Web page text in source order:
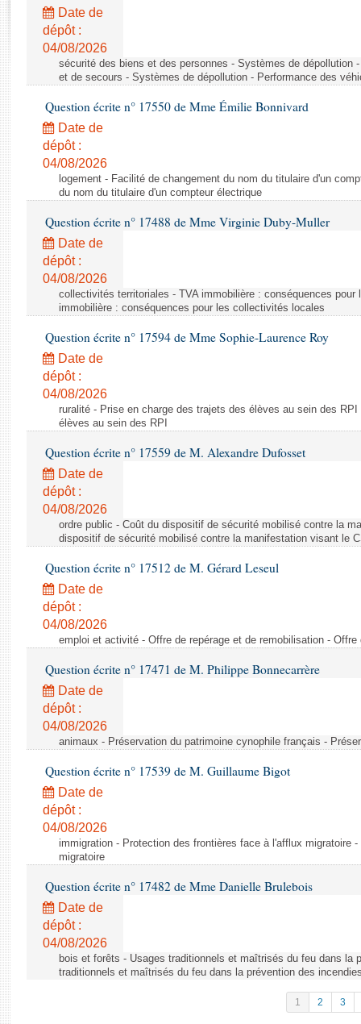
Rapports législatifs
Rapports sur l'application des lois
Baromètre de l’application des lois
Dossiers législatifs
Budget et sécurité sociale
Questions écrites et orales
Comptes rendus des débats
Date de
dépôt :
04/08/2026
sécurité des biens et des personnes - Systèmes de dépollution
et de secours - Systèmes de dépollution - Performance des
Question écrite n° 17550 de Mme Émilie Bonnivard
Date de
dépôt :
04/08/2026
logement - Facilité de changement du nom du titulaire d'un
du nom du titulaire d'un compteur électrique
Question écrite n° 17488 de Mme Virginie Duby-Muller
Date de
dépôt :
04/08/2026
collectivités territoriales - TVA immobilière : conséquences
immobilière : conséquences pour les collectivités locales
Question écrite n° 17594 de Mme Sophie-Laurence Roy
Date de
dépôt :
04/08/2026
ruralité - Prise en charge des trajets des élèves au sein des
élèves au sein des RPI
Question écrite n° 17559 de M. Alexandre Dufosset
Date de
dépôt :
04/08/2026
ordre public - Coût du dispositif de sécurité mobilisé contre la
dispositif de sécurité mobilisé contre la manifestation visant le
Question écrite n° 17512 de M. Gérard Leseul
Date de
dépôt :
04/08/2026
emploi et activité - Offre de repérage et de remobilisation -
Question écrite n° 17471 de M. Philippe Bonnecarrère
Date de
dépôt :
04/08/2026
animaux - Préservation du patrimoine cynophile français -
Question écrite n° 17539 de M. Guillaume Bigot
Date de
dépôt :
04/08/2026
immigration - Protection des frontières face à l'afflux migratoire
migratoire
Question écrite n° 17482 de Mme Danielle Brulebois
Date de
dépôt :
04/08/2026
bois et forêts - Usages traditionnels et maîtrisés du feu dans la
traditionnels et maîtrisés du feu dans la prévention des
1 2 3